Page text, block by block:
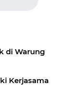
di Warung
Kerjasama